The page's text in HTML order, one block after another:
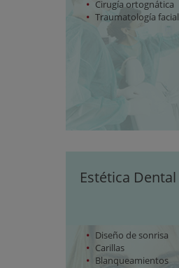
Cirugía ortognática
Traumatología facial
Estética Dental
Diseño de sonrisa
Carillas
Blanqueamientos